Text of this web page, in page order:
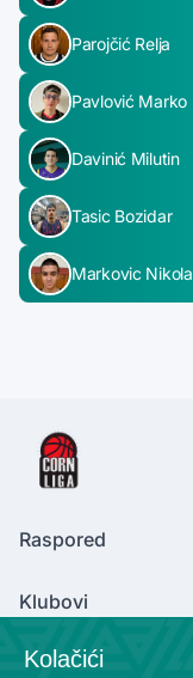
Parojčić Relja
Pavlović Marko
Davinić Milutin
Tasic Bozidar
Markovic Nikola
Raspored
Klubovi
Kolačići